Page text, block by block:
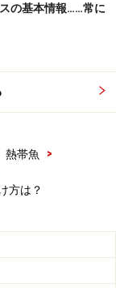
の基本情報……常に
熱帯魚
>
方は？